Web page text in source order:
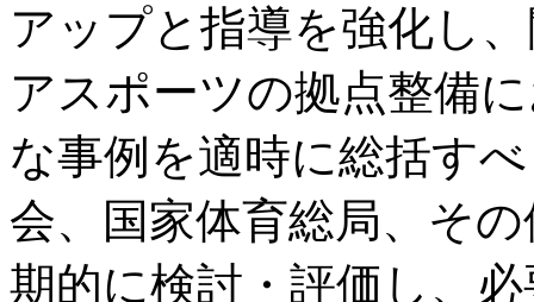
アップと指導を強化し
アスポーツの拠点整備
な事例を適時に総括す
会、国家体育総局、そ
期的に検討・評価し、